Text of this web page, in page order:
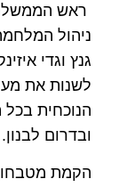
ראש הממשלה
ניהול
גנץ וגדי
לשנות את
הנוכחית
ובדרום לבנון.
הקמת